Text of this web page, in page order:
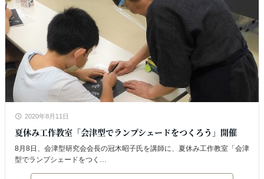
2020年8月11日
夏休み工作教室「会津型でランプシェードをつくろう」開催
8月8日、会津型研究会会長の冠木昭子氏を講師に、夏休み工作教室「会津
型でランプシェードをつく…